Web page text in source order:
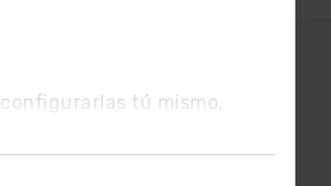
tú mismo,